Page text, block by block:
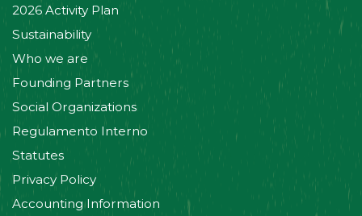
2026 Activity Plan
Sustainability
Who we are
Founding Partners
Social Organizations
Regulamento Interno
Statutes
Privacy Policy
Accounting Information